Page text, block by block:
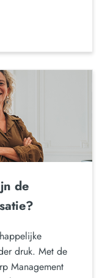
de
druk. Met de
Management